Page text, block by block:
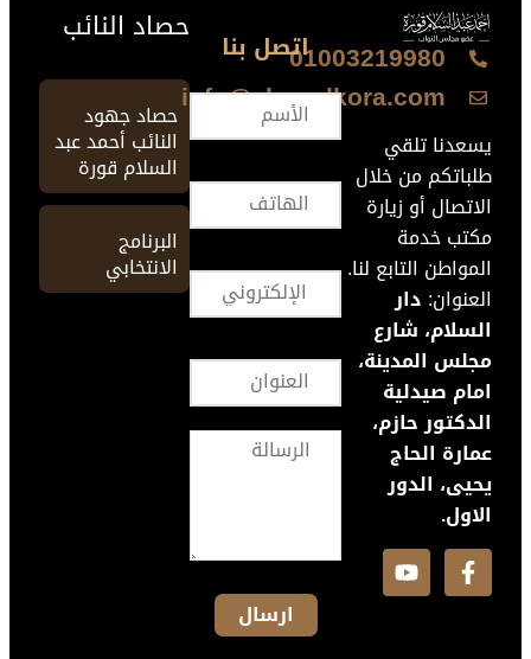
01003219980
info@ahmedkora.com
يسعدنا تلقي
طلباتكم من خلال
الاتصال أو زيارة
مكتب خدمة
المواطن التابع لنا.
العنوان:دار
السلام، شارع
مجلس المدينة،
امام صيدلية
الدكتور حازم،
عمارة الحاج
يحيى، الدور
الاول.
اتصل بنا حصاد النائب
حصاد جهود
النائب أحمد عبد
السلام قورة
البرنامج
الانتخابي